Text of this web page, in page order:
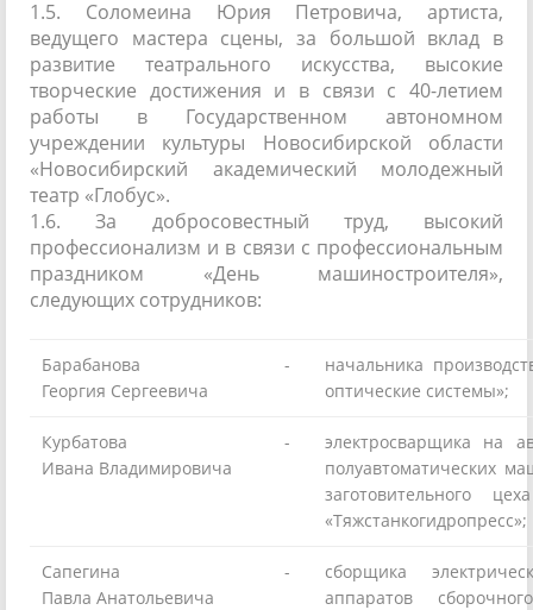
1.5. Соломеина Юрия Петровича, артиста,
ведущего мастера сцены, за большой вклад в
развитие театрального искусства, высокие
творческие достижения и в связи с 40-летием
работы в Государственном автономном
учреждении культуры Новосибирской области
«Новосибирский академический молодежный
театр «Глобус».
1.6. За добросовестный труд, высокий
профессионализм и в связи с профессиональным
праздником «День машиностроителя»,
следующих сотрудников:
Барабанова
Георгия Сергеевича
-
начальника
оптические системы»;
Курбатова
Ивана Владимировича
-
электросварщика на
полуавтоматических
«Тяжстанкогидропресс»;
Сапегина
Павла Анатольевича
-
сборщика
аппаратов